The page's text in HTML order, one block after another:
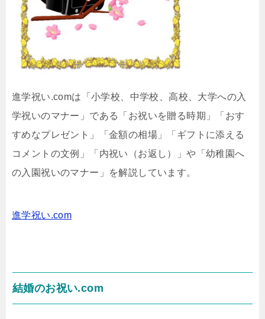
進学祝い.comは「小学校、中学校、高校、大学への入
学祝いのマナー」である「お祝いを贈る時期」「おす
すめなプレゼント」「金額の相場」「ギフトに添える
コメントの文例」「内祝い（お返し）」や「幼稚園へ
の入園祝いのマナー」を解説しています。
進学祝い.com
結婚のお祝い.com